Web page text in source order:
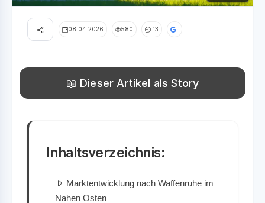
08.04.2026 580 13
📖 Dieser Artikel als Story
Inhaltsverzeichnis:
Marktentwicklung nach Waffenruhe im
Nahen Osten